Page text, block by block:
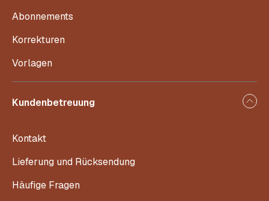
Abonnements
Korrekturen
Vorlagen
Kundenbetreuung
Kontakt
Lieferung und Rücksendung
Häufige Fragen